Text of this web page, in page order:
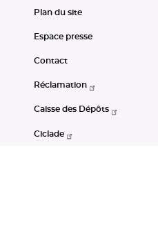
Plan du site
Espace presse
Contact
Réclamation
Caisse des Dépôts
Ciclade